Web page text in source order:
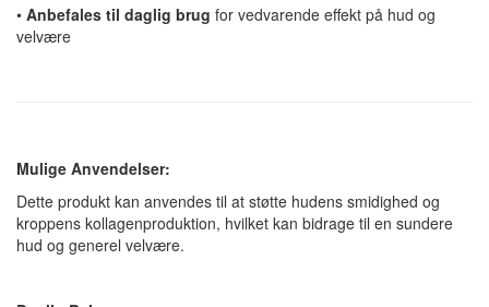
• Anbefales til daglig brug for vedvarende effekt på hud og
velvære
Mulige Anvendelser:
Dette produkt kan anvendes til at støtte hudens smidighed og
kroppens kollagenproduktion, hvilket kan bidrage til en sundere
hud og generel velvære.